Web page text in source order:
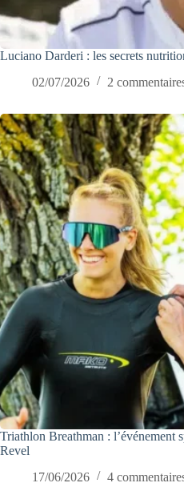
Luciano Darderi : les secrets
02/07/2026
2
Triathlon Breathman : l’événement
Revel
17/06/2026
4